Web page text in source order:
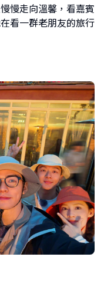
慢走向溫馨，看嘉賓
看一群老朋友的旅行